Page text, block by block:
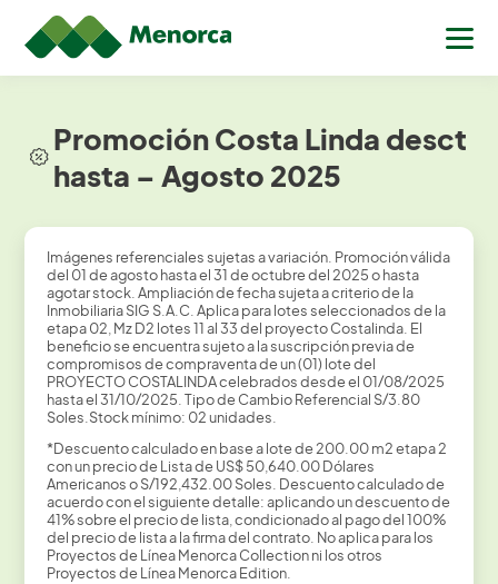
Promoción Costa Linda desct
hasta – Agosto 2025
Imágenes referenciales sujetas a variación. Promoción válida
del 01 de agosto hasta el 31 de octubre del 2025 o hasta
agotar stock. Ampliación de fecha sujeta a criterio de la
Inmobiliaria SIG S.A.C. Aplica para lotes seleccionados de la
etapa 02, Mz D2 lotes 11 al 33 del proyecto Costalinda. El
beneficio se encuentra sujeto a la suscripción previa de
compromisos de compraventa de un (01) lote del
PROYECTO COSTALINDA celebrados desde el 01/08/2025
hasta el 31/10/2025. Tipo de Cambio Referencial S/3.80
Soles.Stock mínimo: 02 unidades.
*Descuento calculado en base a lote de 200.00 m2 etapa 2
con un precio de Lista de US$ 50,640.00 Dólares
Americanos o S/192,432.00 Soles. Descuento calculado de
acuerdo con el siguiente detalle: aplicando un descuento de
41% sobre el precio de lista, condicionado al pago del 100%
del precio de lista a la firma del contrato. No aplica para los
Proyectos de Línea Menorca Collection ni los otros
Proyectos de Línea Menorca Edition.